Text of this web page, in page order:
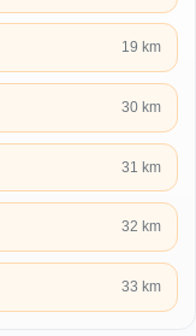
19 km
30 km
31 km
32 km
33 km